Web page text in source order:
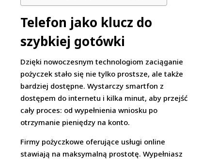
Telefon jako klucz do
szybkiej gotówki
Dzięki nowoczesnym technologiom zaciąganie
pożyczek stało się nie tylko prostsze, ale także
bardziej dostępne. Wystarczy smartfon z
dostępem do internetu i kilka minut, aby przejść
cały proces: od wypełnienia wniosku po
otrzymanie pieniędzy na konto.
Firmy pożyczkowe oferujące usługi online
stawiają na maksymalną prostotę. Wypełniasz